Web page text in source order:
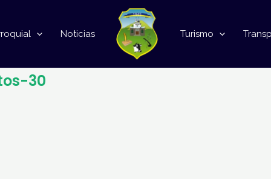
Noticias Turismo
30